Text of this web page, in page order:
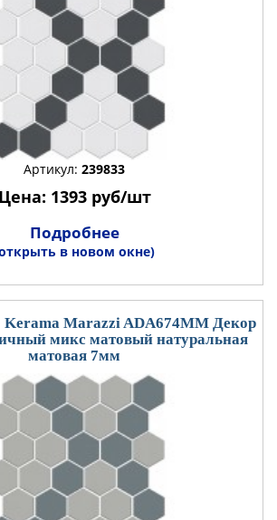
Артикул: 239833
Цена: 1393 руб/шт
Подробнее
в новом окне)
Kerama Marazzi ADA674MM Декор
микс матовый натуральная
матовая 7мм